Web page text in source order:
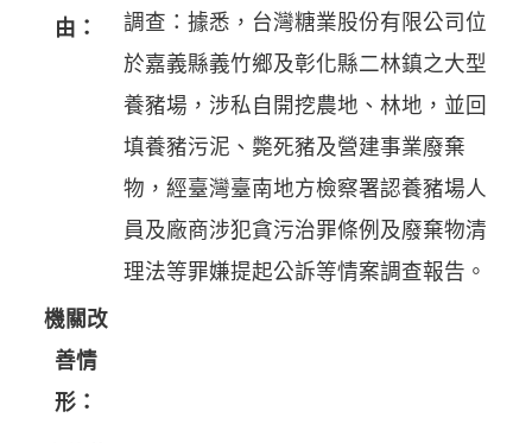
由：
調查：據悉，台灣糖業股份有限公司位
於嘉義縣義竹鄉及彰化縣二林鎮之大型
養豬場，涉私自開挖農地、林地，並回
填養豬污泥、斃死豬及營建事業廢棄
物，經臺灣臺南地方檢察署認養豬場人
員及廠商涉犯貪污治罪條例及廢棄物清
理法等罪嫌提起公訴等情案調查報告。
機關改
善情
形：